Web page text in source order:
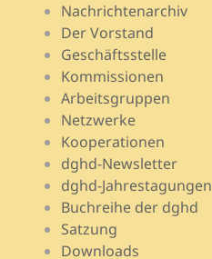
Nachrichtenarchiv
Der Vorstand
Geschäftsstelle
Kommissionen
Arbeitsgruppen
Netzwerke
Kooperationen
dghd-Newsletter
dghd-Jahrestagungen
Buchreihe der dghd
Satzung
Downloads